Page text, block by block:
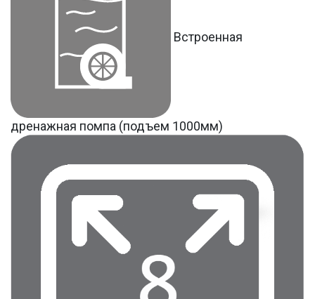
Встроенная
дренажная помпа (подъем 1000мм)